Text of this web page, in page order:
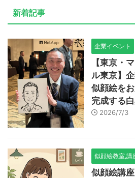
新着記事
企業イベント
【東京・
ル東京】
似顔絵を
完成する
2026/7/3
似顔絵教室,講
似顔絵講